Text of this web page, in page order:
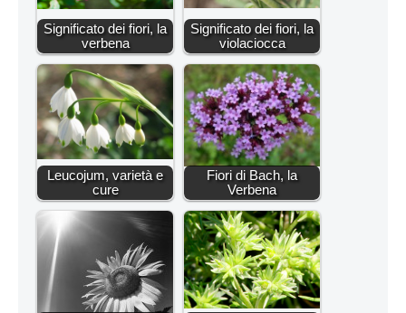
Significato dei fiori, la
verbena
Significato dei fiori, la
violaciocca
Leucojum, varietà e
cure
Fiori di Bach, la
Verbena